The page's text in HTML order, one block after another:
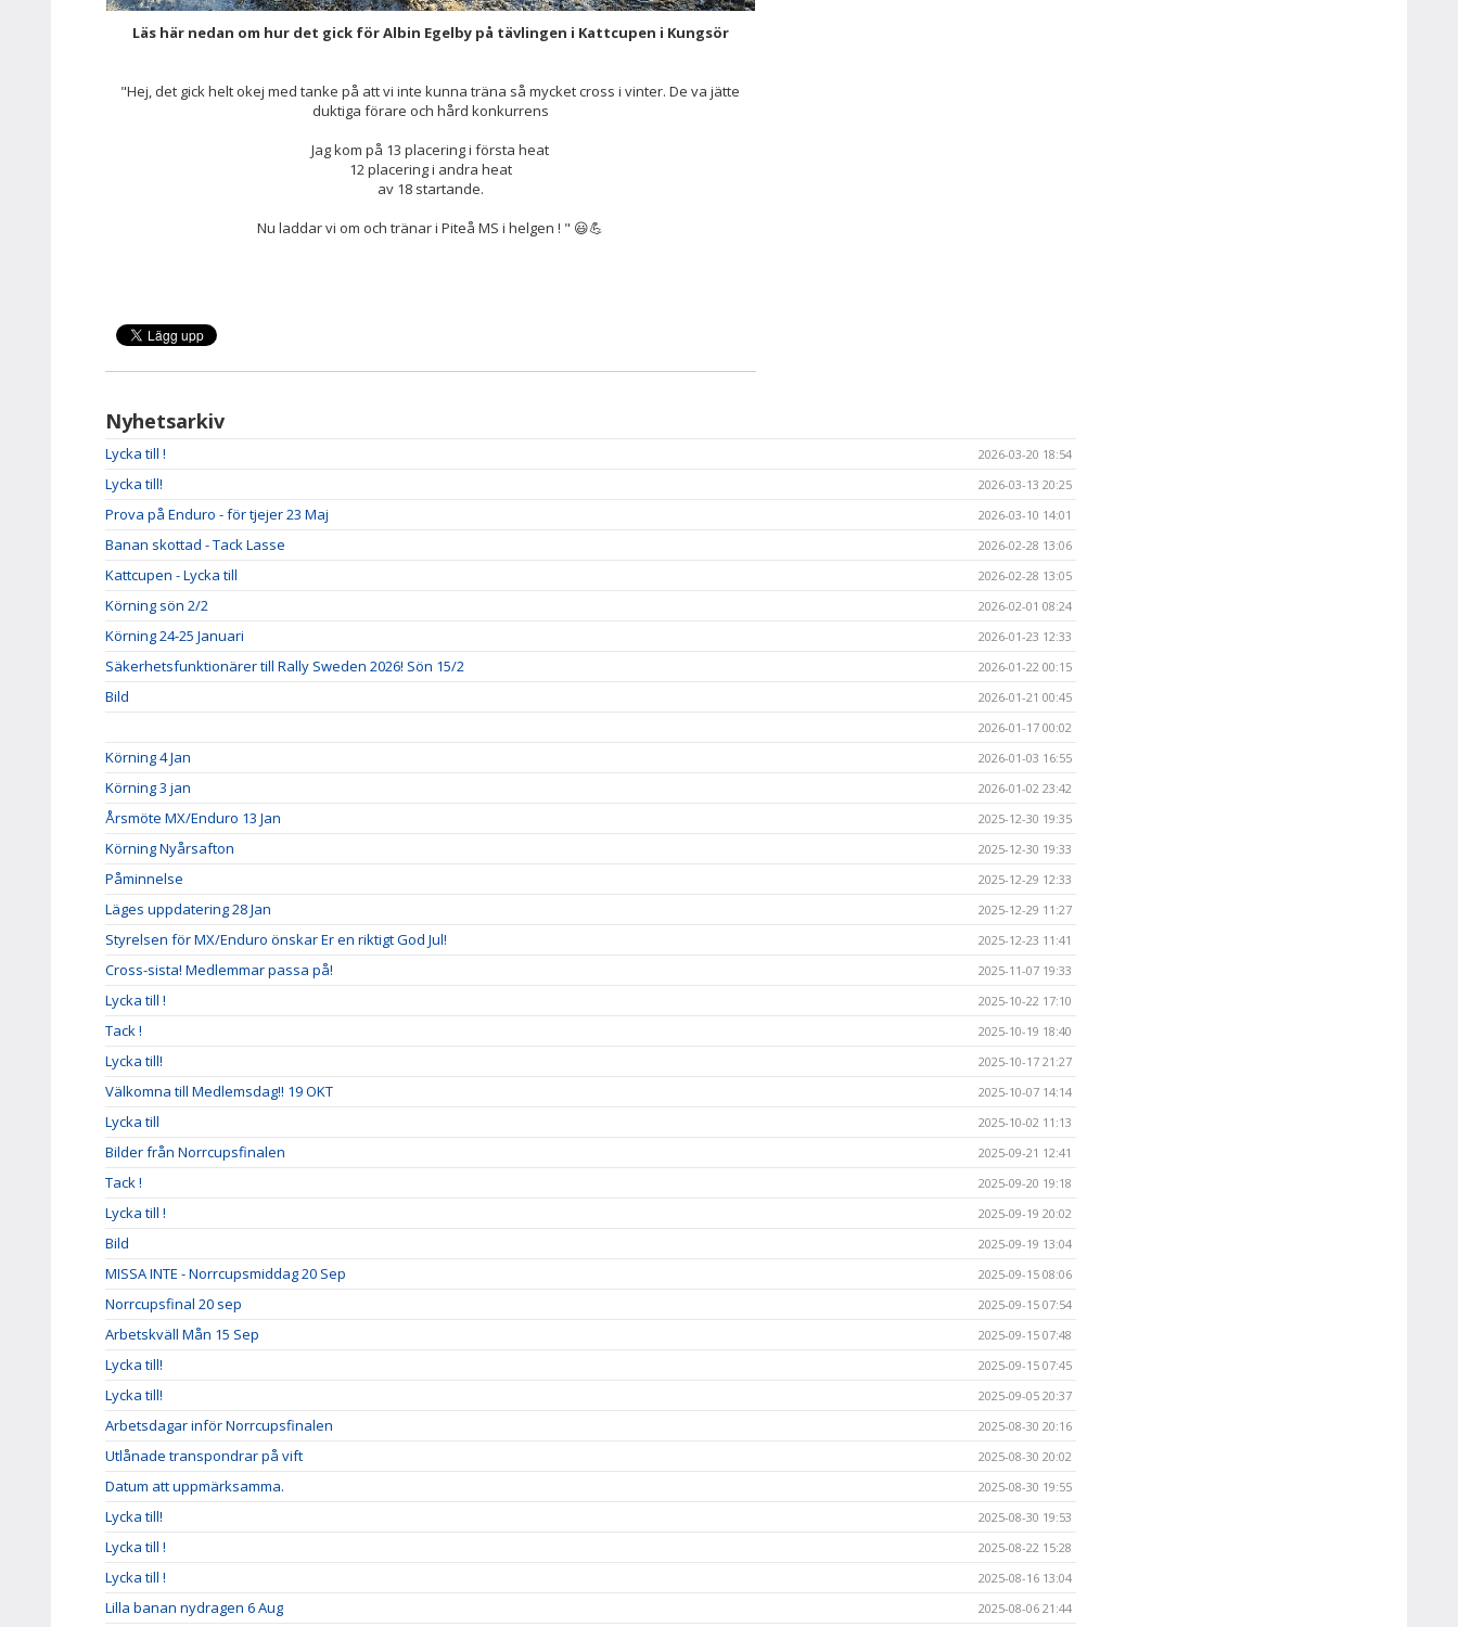
Läs här nedan om hur det gick för Albin Egelby på tävlingen i Kattcupen i Kungsör
"Hej, det gick helt okej med tanke på att vi inte kunna träna så mycket cross i vinter. De va jätte
duktiga förare och hård konkurrens
Jag kom på 13 placering i första heat
12 placering i andra heat
av 18 startande.
Nu laddar vi om och tränar i Piteå MS i helgen ! " 😃💪
Nyhetsarkiv
Lycka till ! 2026-03-20 18:54
Lycka till! 2026-03-13 20:25
Prova på Enduro - för tjejer 23 Maj 2026-03-10 14:01
Banan skottad - Tack Lasse 2026-02-28 13:06
Kattcupen - Lycka till 2026-02-28 13:05
Körning sön 2/2 2026-02-01 08:24
Körning 24-25 Januari 2026-01-23 12:33
Säkerhetsfunktionärer till Rally Sweden 2026! Sön 15/2 2026-01-22 00:15
Bild
2026-01-21 00:45
2026-01-17 00:02
Körning 4 Jan 2026-01-03 16:55
Körning 3 jan 2026-01-02 23:42
Årsmöte MX/Enduro 13 Jan 2025-12-30 19:35
Körning Nyårsafton 2025-12-30 19:33
Påminnelse 2025-12-29 12:33
Läges uppdatering 28 Jan 2025-12-29 11:27
Styrelsen för MX/Enduro önskar Er en riktigt God Jul! 2025-12-23 11:41
Cross-sista! Medlemmar passa på! 2025-11-07 19:33
Lycka till ! 2025-10-22 17:10
Tack ! 2025-10-19 18:40
Lycka till! 2025-10-17 21:27
Välkomna till Medlemsdag!! 19 OKT 2025-10-07 14:14
Lycka till 2025-10-02 11:13
Bilder från Norrcupsfinalen 2025-09-21 12:41
Tack ! 2025-09-20 19:18
Lycka till ! 2025-09-19 20:02
Bild 2025-09-19 13:04
MISSA INTE - Norrcupsmiddag 20 Sep 2025-09-15 08:06
Norrcupsfinal 20 sep 2025-09-15 07:54
Arbetskväll Mån 15 Sep 2025-09-15 07:48
Lycka till! 2025-09-15 07:45
Lycka till! 2025-09-05 20:37
Arbetsdagar inför Norrcupsfinalen 2025-08-30 20:16
Utlånade transpondrar på vift 2025-08-30 20:02
Datum att uppmärksamma. 2025-08-30 19:55
Lycka till! 2025-08-30 19:53
Lycka till ! 2025-08-22 15:28
Lycka till ! 2025-08-16 13:04
Lilla banan nydragen 6 Aug 2025-08-06 21:44